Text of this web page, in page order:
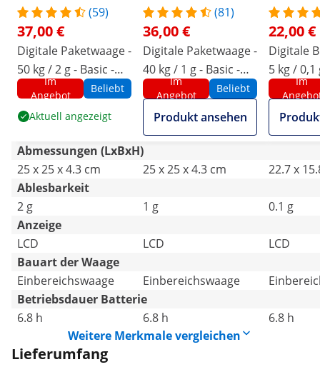
(59)
37,00 €
Digitale Paketwaage -
50 kg / 2 g - Basic -
externes LCD
Im
Angebot
Beliebt
Aktuell angezeigt
(81)
36,00 €
Digitale Paketwaage -
40 kg / 1 g - Basic -
externes LCD
Im
Angebot
Beliebt
Produkt ansehen
22,00 €
Digitale
5 kg / 0,1
Im
Abmessungen (LxBxH)
25 x 25 x 4.3 cm
25 x 25 x 4.3 cm
22.7 x
Ablesbarkeit
2 g
1 g
0.1 g
Anzeige
LCD
LCD
LCD
Bauart der Waage
Einbereichswaage
Einbereichswaage
Betriebsdauer Batterie
6.8 h
6.8 h
6.8 h
Weitere Merkmale vergleichen
Lieferumfang